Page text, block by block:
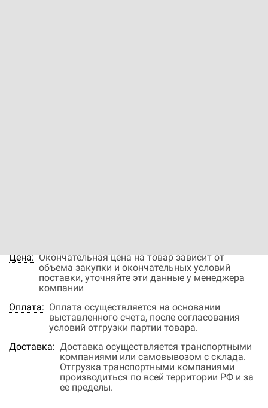
Цена: Окончательная цена на товар зависит от
объема закупки и окончательных условий
поставки, уточняйте эти данные у менеджера
компании
Оплата: Оплата осуществляется на основании
выставленного счета, после согласования
условий отгрузки партии товара.
Доставка: Доставка осуществляется транспортными
компаниями или самовывозом с склада.
Отгрузка транспортными компаниями
производиться по всей территории РФ и за
ее пределы.